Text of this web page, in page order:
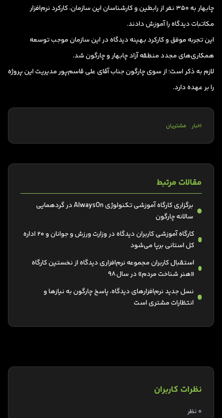
چابهار به ۳۵۰ نفر از رابطین و کارشناسان این سازمان، کارکرد نرم‌افزار
مکاتبات دیدگاه را آموزش دادند.
این تجربه موفق و کارکرد بهینه دیدگاه در این سازمان موجب توسعه
همکاری‌های مجدد منطقه آزاد چابهار و چارگون شد.
لازم به ذکر است؛ از سوی چارگون جناب آقای علی قاسم‌پور مدیریت این پروژه
را بر عهده دارد.
اخبار مشتریان
مقالات مرتبط
برگزاری کارگاه آموزشی تکنولوژی AlwaysOn در گردهمایی
سالانه چارگون
کارگاه آموزشی کاربران دیدگاه در وزارت ورزش و جوانان و 20 اداره‌
کل استانی برپا می‌شود
استقبال کاربران مجموعه نرم‌افزاری دیدگاه از نخستین کارگاه
«هنر شناخت مردم» در سال 98
نسل جدید نرم‌افزارهای دیدگاه، پاسخ چارگون به نیازها و
انتظارات مشتری است
نظرات کاربران
0 نظر